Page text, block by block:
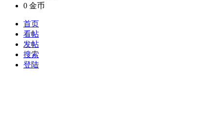
0 金币
首页
看帖
发帖
搜索
登陆